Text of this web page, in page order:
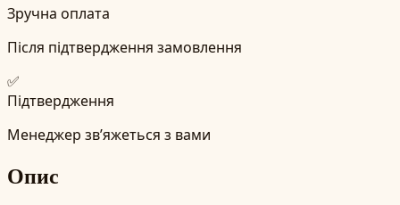
Зручна оплата
Після підтвердження замовлення
✅
Підтвердження
Менеджер зв’яжеться з вами
Опис